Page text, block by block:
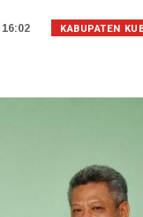
KABUPATEN